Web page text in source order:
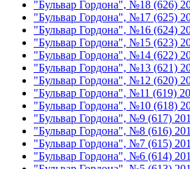
"Бульвар Гордона", №18 (626)
"Бульвар Гордона", №17 (625)
"Бульвар Гордона", №16 (624)
"Бульвар Гордона", №15 (623)
"Бульвар Гордона", №14 (622)
"Бульвар Гордона", №13 (621)
"Бульвар Гордона", №12 (620)
"Бульвар Гордона", №11 (619)
"Бульвар Гордона", №10 (618)
"Бульвар Гордона", №9 (617)
"Бульвар Гордона", №8 (616)
"Бульвар Гордона", №7 (615)
"Бульвар Гордона", №6 (614)